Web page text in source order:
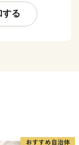
スト」で 近江
！
する